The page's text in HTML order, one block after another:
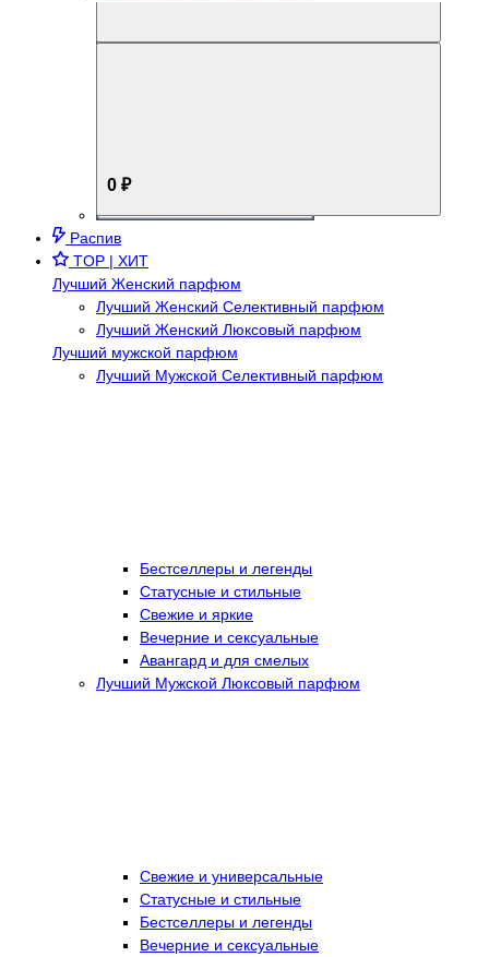
0 ₽
Распив
TOP | ХИТ
Лучший Женский парфюм
Лучший Женский Селективный парфюм
Лучший Женский Люксовый парфюм
Лучший мужской парфюм
Лучший Мужской Селективный парфюм
Бестселлеры и легенды
Статусные и стильные
Свежие и яркие
Вечерние и сексуальные
Авангард и для смелых
Лучший Мужской Люксовый парфюм
Свежие и универсальные
Статусные и стильные
Бестселлеры и легенды
Вечерние и сексуальные